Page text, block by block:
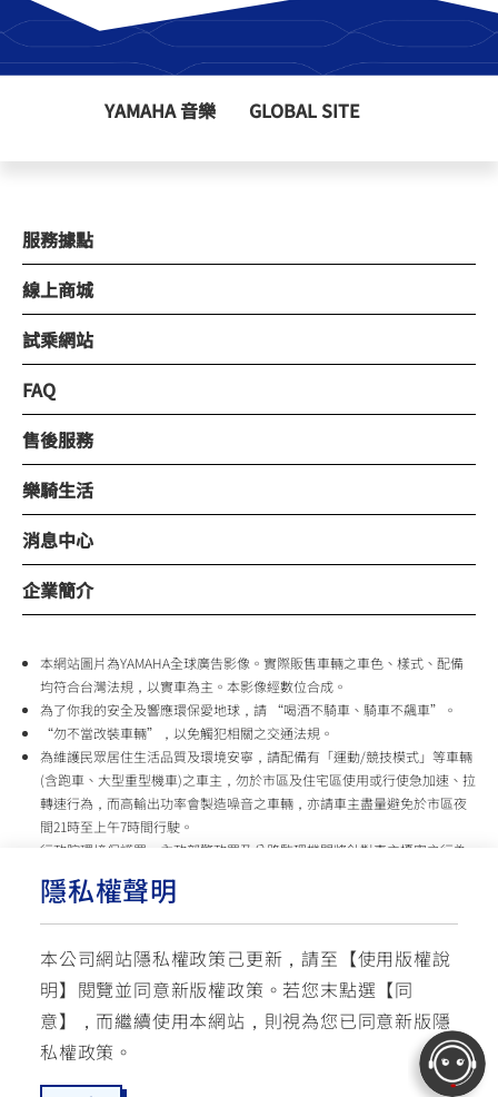
隱私權聲明
本公司網站隱私權政策己更新，請至【使用版權說
明】閱覽並同意新版權政策。 若您末點選【同
意】，而繼續使用本網站，則視為您已同意新版隱
私權政策。
YAMAHA 音樂 GLOBAL SITE
服務據點
線上商城
試乘網站
FAQ
售後服務
樂騎生活
消息中心
企業簡介
本網站圖片為YAMAHA全球廣告影像。實際販售車輛之車色、樣式、配備
均符合台灣法規，以實車為主。本影像經數位合成。
為了你我的安全及響應環保愛地球，請 “喝酒不騎車、騎車不飆車”。
“勿不當改裝車輛”，以免觸犯相關之交通法規。
為維護民眾居住生活品質及環境安寧，請配備有「運動/競技模式」等車輛
(含跑車、大型重型機車)之車主，勿於市區及住宅區使用或行使急加速、拉
轉速行為，而高輸出功率會製造噪音之車輛，亦請車主盡量避免於市區夜
間21時至上午7時間行駛。
行政院環境保護署、內政部警政署及公路監理機關將針對車主擾寧之行為
台灣山葉機車 關心您
使用版權說明 隱私權政策 交通安全入口網
☏ 免付費客服專線: 0800-631-680 ✉ 聯繫客服
每週一 ~ 五 08:00~12:10 / 13:00~16:40(國定假日與公司假日除外)
© YAMAHA MOTOR TAIWAN CO., LTD. All Rights Reserved.